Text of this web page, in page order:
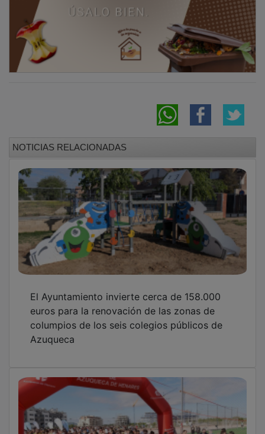
euros para la renovación de las zonas de
columpios de los seis colegios públicos de
Azuqueca